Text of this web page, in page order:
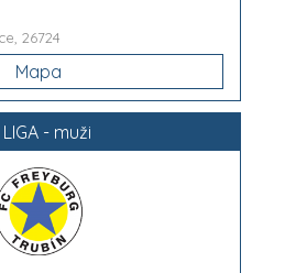
26724
Mapa
LIGA - muži